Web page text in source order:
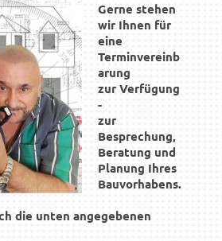
Gerne stehen
wir Ihnen für
eine
Terminvereinb
arung
zur Verfügung
-
zur
Besprechung,
Beratung und
Planung Ihres
Bauvorhabens.
die unten angegebenen